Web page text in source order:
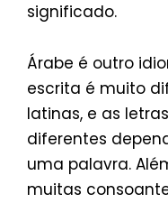
significado.
Árabe é outro
escrita é muito
latinas, e as
diferentes
uma palavra.
muitas